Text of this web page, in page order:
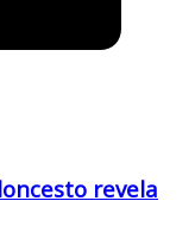
revela